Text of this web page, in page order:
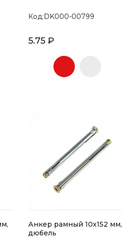
Код:DK000-00799
5.75 ₽
Анкер рамный 10х152 мм,
дюбель